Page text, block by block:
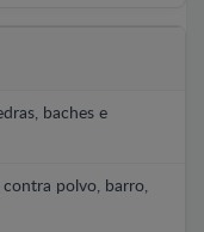
baches e
polvo, barro,